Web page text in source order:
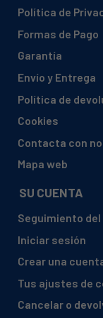
AMICA, EGSPV
AMICA, GSP
AMICA, ZIM 608
Política de
Formas de Pago
Garantía
Envío y Entrega
Política de
Cookies
Contacta con
Mapa web
SU CUENTA
Seguimiento del
Iniciar sesión
Crear una
Tus ajustes de
Cancelar o